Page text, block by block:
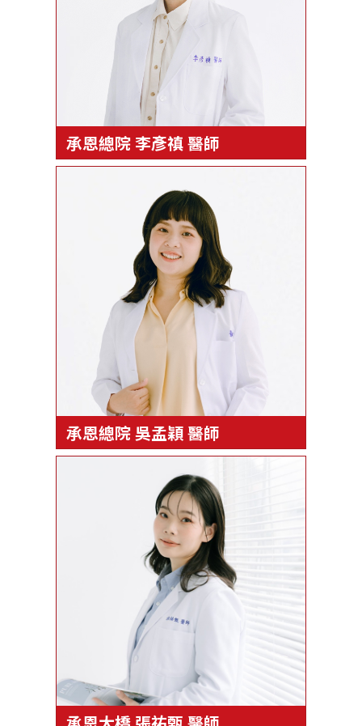
承恩總院 李彥禛 醫師
承恩總院 吳孟穎 醫師